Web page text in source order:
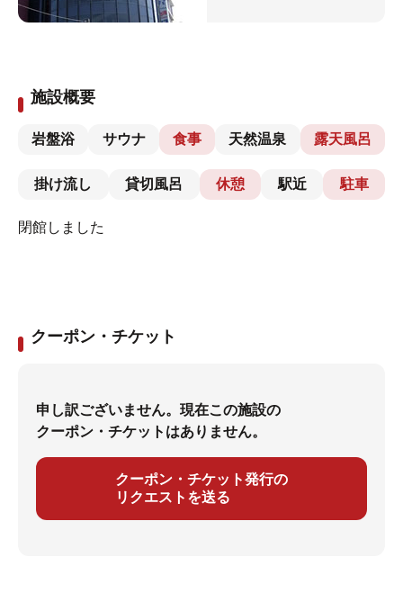
施設概要
岩盤浴 サウナ 食事 天然温泉 露天風呂
掛け流し 貸切風呂 休憩 駅近 駐車
閉館しました
クーポン・チケット
申し訳ございません。現在この施設の
クーポン・チケットはありません。
クーポン・チケット発行の
リクエストを送る